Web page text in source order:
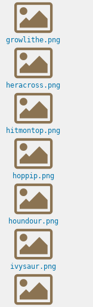
growlithe.png
heracross.png
hitmontop.png
hoppip.png
houndour.png
ivysaur.png